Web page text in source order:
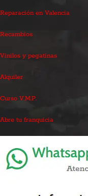
Reparación en Valencia
Recambios
Vinilos y pegatinas
Alquiler
Curso V.M.P.
Abre tu franquicia